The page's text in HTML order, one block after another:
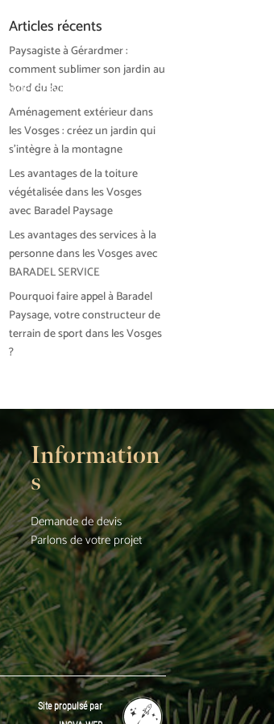
BARADEL SERVICE
Articles récents
Paysagiste à Gérardmer :
comment sublimer son jardin au
bord du lac
Aménagement extérieur dans
les Vosges : créez un jardin qui
s’intègre à la montagne
Les avantages de la toiture
végétalisée dans les Vosges
avec Baradel Paysage
Les avantages des services à la
personne dans les Vosges avec
BARADEL SERVICE
Pourquoi faire appel à Baradel
Paysage, votre constructeur de
terrain de sport dans les Vosges
?
Information
s
Demande de devis
Parlons de votre projet
Site propulsé par